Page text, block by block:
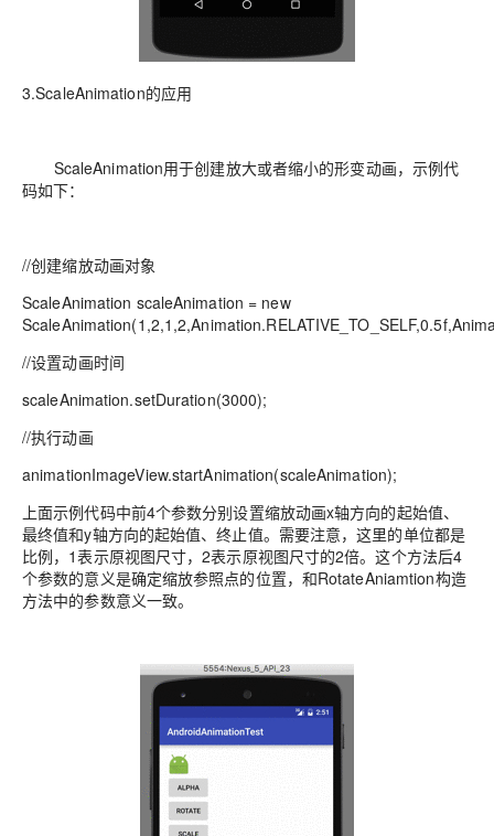
3.ScaleAnimation的应用
ScaleAnimation用于创建放大或者缩小的形变动画，示例代
码如下：
//创建缩放动画对象
ScaleAnimation scaleAnimation = new
//设置动画时间
scaleAnimation.setDuration(3000);
//执行动画
animationImageView.startAnimation(scaleAnimation);
上面示例代码中前4个参数分别设置缩放动画x轴方向的起始值、
最终值和y轴方向的起始值、终止值。需要注意，这里的单位都是
比例，1表示原视图尺寸，2表示原视图尺寸的2倍。这个方法后4
个参数的意义是确定缩放参照点的位置，和RotateAniamtion构造
方法中的参数意义一致。